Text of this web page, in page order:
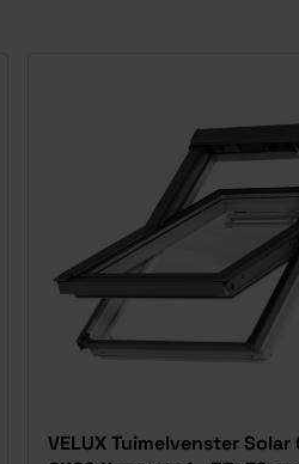
VELUX Tuimelvenster Solar